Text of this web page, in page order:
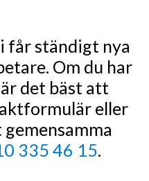
får ständigt nya
Om du har
det bäst att
eller
335 46 15.